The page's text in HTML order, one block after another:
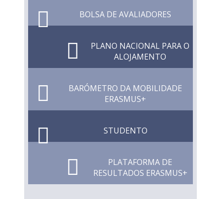
BOLSA DE AVALIADORES
PLANO NACIONAL PARA O
ALOJAMENTO
BARÓMETRO DA MOBILIDADE
ERASMUS+
STUDENTO
PLATAFORMA DE
RESULTADOS ERASMUS+